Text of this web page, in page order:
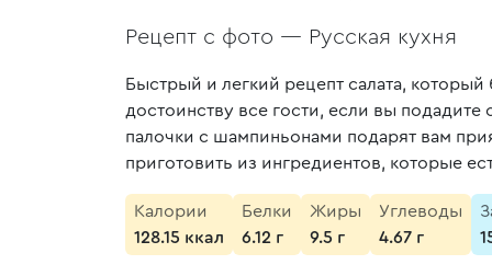
Рецепт с фото — Русская кухня
Быстрый и легкий рецепт салата,
достоинству все гости, если вы
палочки с шампиньонами подарят вам
приготовить из ингредиентов, которые
Калории
128.15 ккал
Белки
6.12 г
Жиры
9.5 г
Углеводы
4.67 г